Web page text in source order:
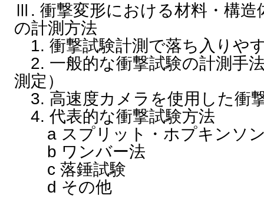
Ⅲ. 衝撃変形における材料・構
の計測方法
1. 衝撃試験計測で落ち入りや
2. 一般的な衝撃試験の計測手
測定）
3. 高速度カメラを使用した衝
4. 代表的な衝撃試験方法
a スプリット・ホプキンソ
b ワンバー法
c 落錘試験
d その他